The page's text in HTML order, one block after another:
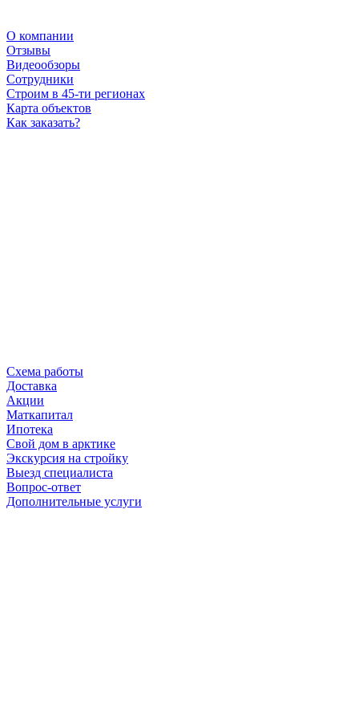
О компании
Отзывы
Видеообзоры
Сотрудники
Строим в 45-ти регионах
Карта объектов
Как заказать?
Схема работы
Доставка
Акции
Маткапитал
Ипотека
Свой дом в арктике
Экскурсия на стройку
Выезд специалиста
Вопрос-ответ
Дополнительные услуги